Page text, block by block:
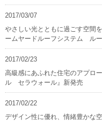
2017/03/07
やさしい光とともに過ごす空間
ームヤードルーフシステム ル
2017/02/23
高級感にあふれた住宅のアプロ
ル セラウォール』新発売
2017/02/22
デザイン性に優れ、情緒豊かな